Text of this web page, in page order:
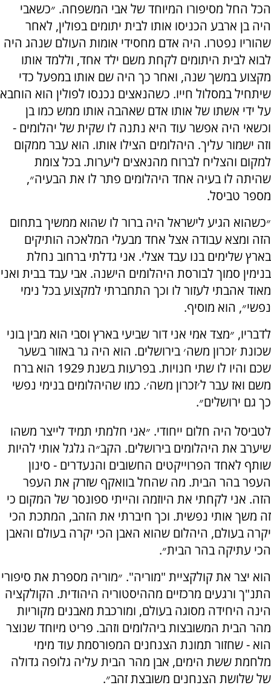
הכל החל מסיפורו המיוחד של אבי המשפחה. ״כשאבי
היה בן ארבע הכניסו אותו לבית יתומים בפולין, לאחר
שהוריו נפטרו. היה אדם מחסידי אומות העולם שנהג היה
לבוא לבית היתומים לקחת משם ילד אחד, וללמד אותו
מקצוע במשך שנה, ואחר כך היה שם אותו במפעל כדי
שיתחיל במסלול חייו. כשהנאצים נכנסו לפולין הוא הוחבא
על ידי אשתו של אותו אדם שאהבה אותו ממש כמו בן
וכשאי היה אפשר עוד היא נתנה לו שקית של יהלומים -
וזה ישמור עליך. היהלומים הצילו אותו. הוא עבר ממקום
למקום והצליח לברוח מהנאצים ליערות. בכל צומת
שהיתה לו בעיה אחד היהלומים פתר לו את הבעיה״,
מספר טביסל.
״כשהוא הגיע לישראל היה ברור לו שהוא ממשיך בתחום
הזה ומצא עבודה אצל אחד מבעלי המלאכה הותיקים
בארץ שלימים בנו עבד אצלי. אני גדלתי ברחוב נחלת
בנימין סמוך לבורסת היהלומים הישנה. אבי עבד בבית ואני
מאוד אהבתי לעזור לו וכך התחברתי למקצוע בכל נימי
נפשי״, הוא מוסיף.
לדבריו, ״מצד אמי אני דור שביעי בארץ וסבי הוא מבין בוני
שכונת ׳זכרון משה׳ בירושלים. הוא היה גר באזור בשער
שכם והיו לו שתי חנויות. בפרעות בשנת 1929 הוא ברח
משם ואז עבר ל׳זכרון משה׳. כמו שהיהלומים בנימי נפשי
כך גם ירושלים״.
לטביסל היה חלום ייחודי. ״אני חלמתי תמיד לייצר משהו
שיערב את היהלומים בירושלים. הקב״ה גלגל אותי להיות
שותף לאחד הפרוייקטים החשובים והנעדרים - סינון
העפר בהר הבית. מה שהחל בוואקף שזרק את העפר
הזה. אני לקחתי את היוזמה והייתי ספונסר של המקום כי
זה משך אותי נפשית. וכך חיברתי את הזהב, המתכת הכי
יקרה בעולם, היהלום שהוא האבן הכי יקרה בעולם והאבן
הכי עתיקה בהר הבית״.
הוא יצר את קולקציית "מוריה". ״מוריה מספרת את סיפורי
התנ"ך ורגעים מרכזיים מההיסטוריה היהודית. הקולקציה
הינה היחידה מסוגה בעולם, ומורכבת מאבנים מקוריות
מהר הבית המשובצות ביהלומים וזהב. פריט מיוחד שנוצר
הוא - שחזור תמונת הצנחנים המפורסמת עוד מימי
מלחמת ששת הימים, אבן מהר הבית עליה גלופה גדולה
של שלושת הצנחנים משובצת זהב״.